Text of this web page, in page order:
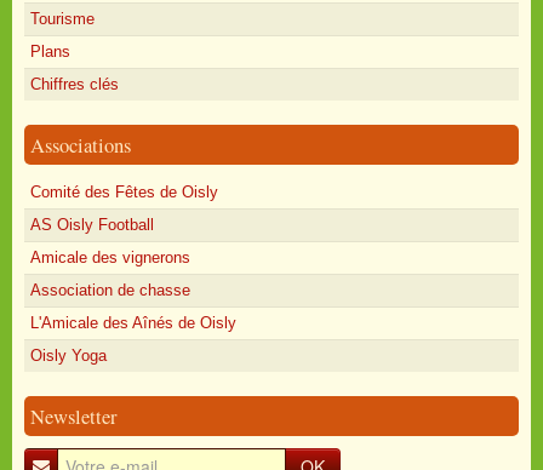
Tourisme
Plans
Chiffres clés
Associations
Comité des Fêtes de Oisly
AS Oisly Football
Amicale des vignerons
Association de chasse
L'Amicale des Aînés de Oisly
Oisly Yoga
Newsletter